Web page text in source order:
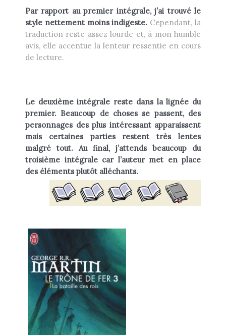
Par rapport au premier intégrale, j’ai trouvé le
style nettement moins indigeste. Cependant, la
traduction reste assez lourde et, à mon humble
avis, elle accentue la lenteur ressentie en cours
de lecture.
.
Le deuxième intégrale reste dans la lignée du
premier. Beaucoup de choses se passent, des
personnages des plus intéressant apparaissent
mais certaines parties restent très lentes
malgré tout. Au final, j’attends beaucoup du
troisième intégrale car l’auteur met en place
des éléments plutôt alléchants.
.
.
.
.